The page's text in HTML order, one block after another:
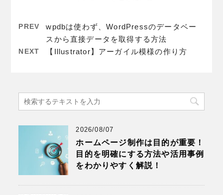
PREV
wpdbは使わず、WordPressのデータベー
スから直接データを取得する方法
NEXT 【Illustrator】アーガイル模様の作り方
2026/08/07
ホームページ制作は目的が重要！
目的を明確にする方法や活用事例
をわかりやすく解説！